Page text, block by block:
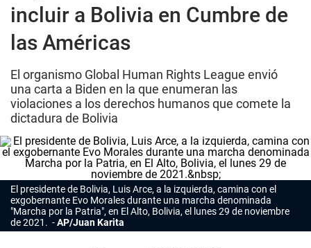
incluir a Bolivia en Cumbre de
las Américas
El organismo Global Human Rights League envió
una carta a Biden en la que enumeran las
violaciones a los derechos humanos que comete la
dictadura de Bolivia
El presidente de Bolivia, Luis Arce, a la izquierda, camina con el
exgobernante Evo Morales durante una marcha denominada
"Marcha por la Patria", en El Alto, Bolivia, el lunes 29 de noviembre
de 2021.
AP/Juan Karita